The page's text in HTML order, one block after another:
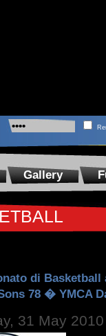
Gallery
di
78 � YMCA
31 May 2010